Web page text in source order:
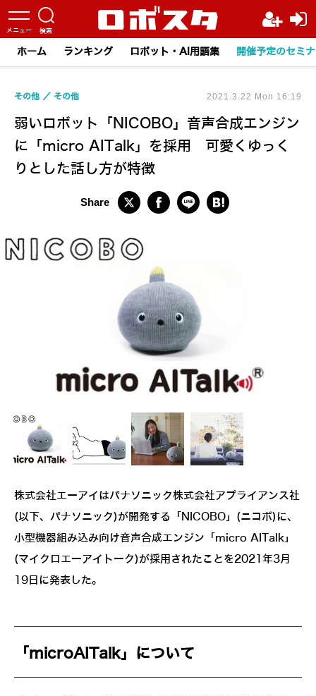
ホーム ランキング ロボット・AI用語集 開催予定のセミ
弱いロボット「NICOBO」音声合成エンジン
に「micro AITalk」を採用 可愛くゆっく
りとした話し方が特徴
その他 その他 2021.3.22 Mon 16:19
株式会社エーアイはパナソニック株式会社アプライアンス社
(以下、パナソニック)が開発する「NICOBO」(ニコボ)に、
小型機器組み込み向け音声合成エンジン「micro AITalk」
(マイクロエーアイトーク)が採用されたことを2021年3月
19日に発表した。
「microAITalk」について